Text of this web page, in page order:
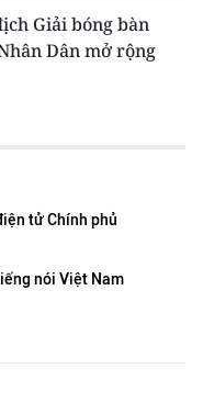
Giải bóng bàn
Dân mở rộng
tử Chính phủ
nói Việt Nam